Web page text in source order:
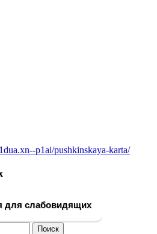
p1ai/pushkinskaya-karta/
для слабовидящих